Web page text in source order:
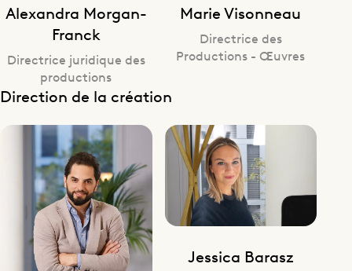
Alexandra Morgan-
Franck
Directrice juridique des
productions
Marie Visonneau
Directrice des
Productions - Œuvres
Direction de la création
Jessica Barasz